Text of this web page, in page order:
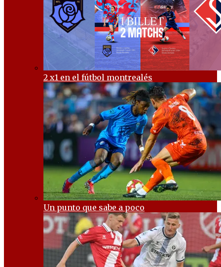
2 x1 en el fútbol montrealés
Un punto que sabe a poco